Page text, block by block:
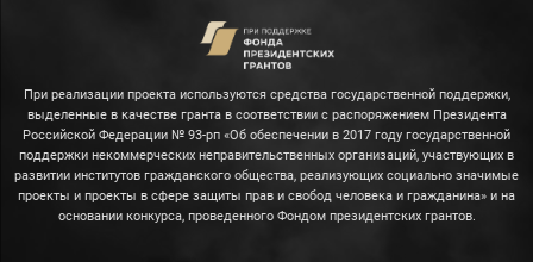
При реализации проекта используются средства государственной поддержки,
выделенные в качестве гранта в соответствии с распоряжением Президента
Российской Федерации № 93-рп «Об обеспечении в 2017 году государственной
поддержки некоммерческих неправительственных организаций, участвующих в
развитии институтов гражданского общества, реализующих социально значимые
проекты и проекты в сфере защиты прав и свобод человека и гражданина» и на
основании конкурса, проведенного Фондом президентских грантов.